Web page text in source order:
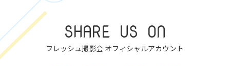
7
sun SHARE US ON
フレッシュ撮影会 オフィシャルアカウント